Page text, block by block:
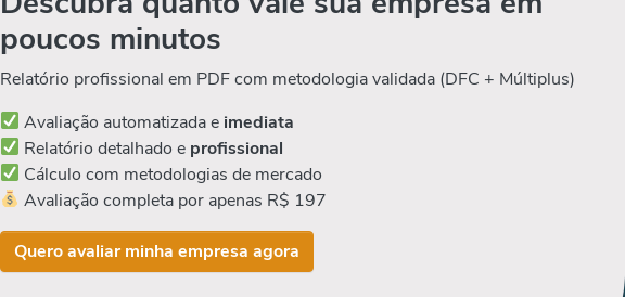
poucos minutos
Relatório profissional em PDF com metodologia validada (DFC + Múltiplus)
Avaliação automatizada e imediata
Relatório detalhado e profissional
Cálculo com metodologias de mercado
Avaliação completa por apenas R$ 197
Quero avaliar minha empresa agora